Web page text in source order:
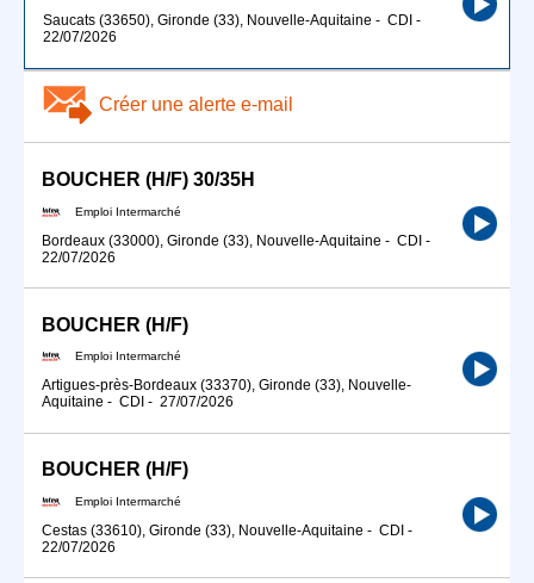
Saucats (33650), Gironde (33), Nouvelle-Aquitaine - CDI -
22/07/2026
Créer une alerte e-mail
BOUCHER (H/F) 30/35H
Emploi Intermarché
Bordeaux (33000), Gironde (33), Nouvelle-Aquitaine - CDI -
22/07/2026
BOUCHER (H/F)
Emploi Intermarché
Artigues-près-Bordeaux (33370), Gironde (33), Nouvelle-
Aquitaine - CDI - 27/07/2026
BOUCHER (H/F)
Emploi Intermarché
Cestas (33610), Gironde (33), Nouvelle-Aquitaine - CDI -
22/07/2026